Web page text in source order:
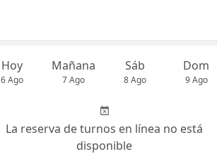
Hoy
6 Ago
Mañana
7 Ago
Sáb
8 Ago
Dom
9 Ago
La reserva de turnos en línea no está
disponible